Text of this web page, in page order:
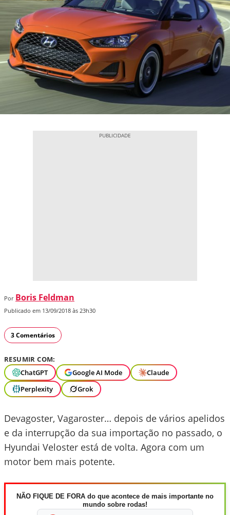
Por Boris Feldman
Publicado em 13/09/2018 às 23h30
3 Comentários
RESUMIR COM:
ChatGPT
Google AI Mode
Claude
Perplexity
Grok
Devagoster, Vagaroster… depois de vários apelidos
e da interrupção da sua importação no passado, o
Hyundai Veloster está de volta. Agora com um
motor bem mais potente.
NÃO FIQUE DE FORA do que acontece de mais importante no
mundo sobre rodas!